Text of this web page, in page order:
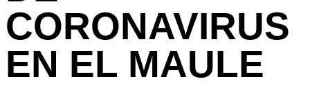
CORONAVIRUS
EN EL MAULE